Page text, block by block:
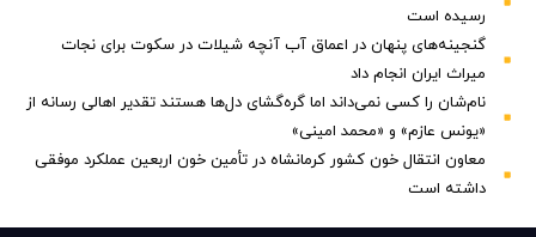
رسیده است
گنجینه‌های پنهان در اعماق آب آنچه شیلات در سکوت برای نجات
میراث ایران انجام داد
نام‌شان را کسی نمی‌داند اما گره‌گشای دل‌ها هستند تقدیر اهالی رسانه از
«یونس عازم» و «محمد امینی»
معاون انتقال خون کشور کرمانشاه در تأمین خون اربعین عملکرد موفقی
داشته است